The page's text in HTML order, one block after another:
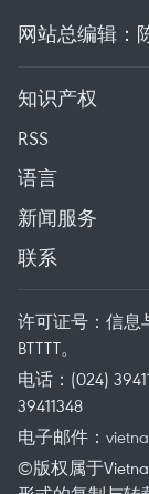
网站总编辑：
知识产权
RSS
语言
新闻服务
联系
许可证号：信息
BTTTT。
电话：(024)
39411348
电子邮件：
©版权属于